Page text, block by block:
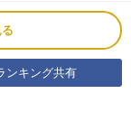
ンキング共有